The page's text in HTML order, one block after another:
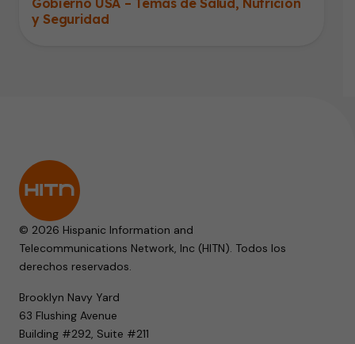
Gobierno USA – Temas de Salud, Nutrición
y Seguridad
© 2026 Hispanic Information and
Telecommunications Network, Inc (HITN). Todos los
derechos reservados.
Brooklyn Navy Yard
63 Flushing Avenue
Building #292, Suite #211